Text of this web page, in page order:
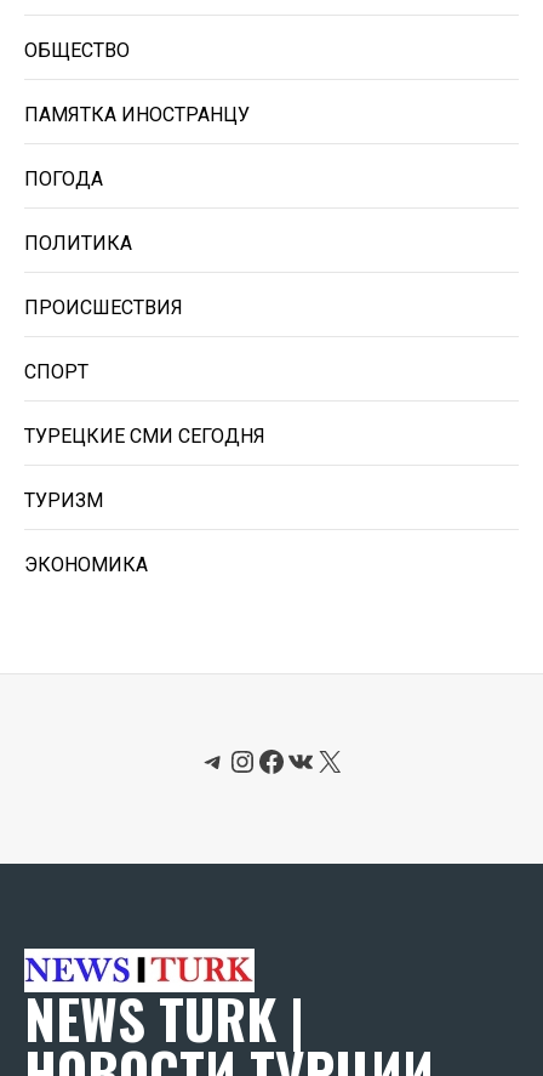
ОБЩЕСТВО
ПАМЯТКА ИНОСТРАНЦУ
ПОГОДА
ПОЛИТИКА
ПРОИСШЕСТВИЯ
СПОРТ
ТУРЕЦКИЕ СМИ СЕГОДНЯ
ТУРИЗМ
ЭКОНОМИКА
Telegram
Instagram
Facebook
ВКонтакте
X
NEWS TURK |